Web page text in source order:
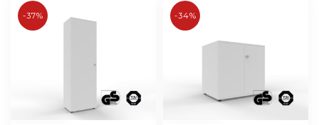
-37% -34%